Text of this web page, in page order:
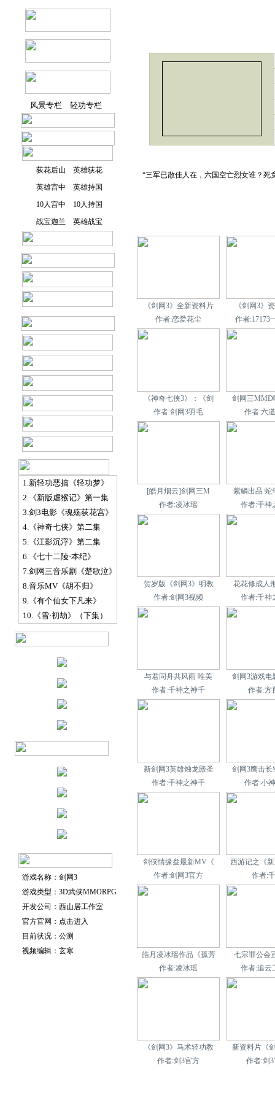
风景专栏 轻功专栏
荻花后山
英雄荻花
英雄宫中
英雄持国
10人宫中
10人持国
战宝迦兰
英雄战宝
1.新轻功恶搞《轻功梦》
2.《新版虐猴记》第一集
3.剑3电影《魂殇荻花宫》
4.《神奇七侠》第二集
5.《江影沉浮》第二集
6.《七十二陵·本纪》
7.剑网三音乐剧《楚歌泣》
8.音乐MV《胡不归》
9.《有个仙女下凡来》
10.《雪·初劫》（下集）
游戏名称：剑网3
游戏类型：3D武侠MMORPG
开发公司：西山居工作室
官方官网：点击进入
目前状况：公测
视频编辑：玄寒
“三军已散佳人在，六国空亡烈女谁？
《剑网3》全新资料片
作者:恋爱花尘
《剑网3》
作者:17173
《神奇七侠3》：《剑
作者:剑网3羽毛
剑网三MMD
作者:六
[皓月烟云]剑网三M
作者:凌冰瑶
紫鳞出品 蛇
作者:千神
贺岁版《剑网3》明教
作者:剑网3视频
花花修成人
作者:千神
与君同舟共风雨 唯美
作者:千神之神千
剑网3游戏电
作者:方
新剑网3英雄烛龙殿圣
作者:千神之神千
剑网3鹰击长
作者:小
剑侠情缘叁最新MV《
作者:剑网3官方
西游记之《
作者:
皓月凌冰瑶作品《孤芳
作者:凌冰瑶
七宗罪公会
作者:追云
《剑网3》马术轻功教
作者:剑3官方
新资料片《
作者:剑